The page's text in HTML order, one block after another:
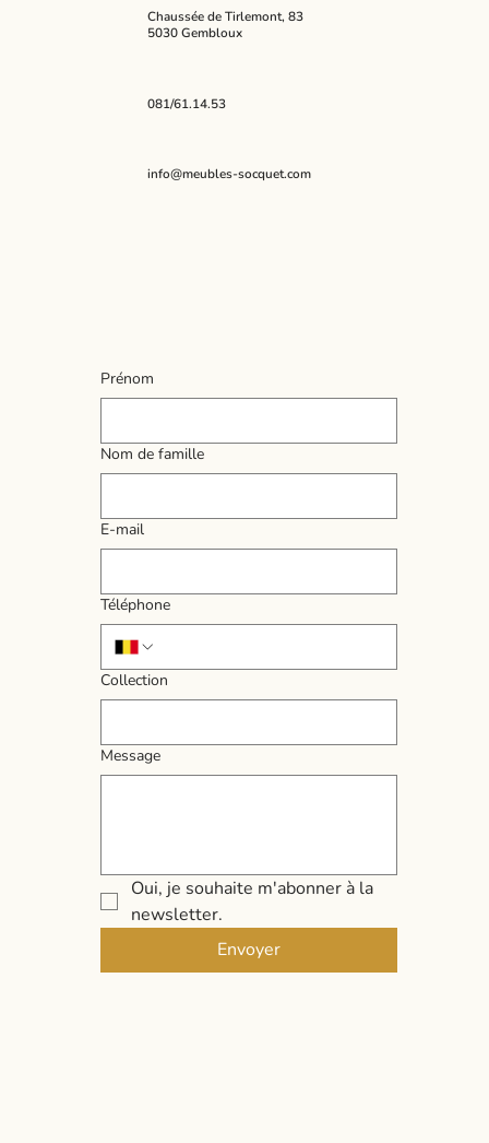
Prénom
Nom de famille
E‑mail
Téléphone
Collection
Message
Oui, je souhaite m'abonner à la
newsletter.
Envoyer
Chaussée de Tirlemont, 83
5030 Gembloux
081/61.14.53
info@meubles-socquet.com